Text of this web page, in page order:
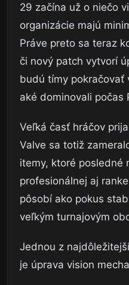
29 začína už o niečo
organizácie majú
Práve preto sa teraz
či nový patch vytvorí
budú tímy pokračovať
aké dominovali počas
Veľká časť hráčov
Valve sa totiž
itemy, ktoré posledné
profesionálnej aj
pôsobí ako pokus
veľkým turnajovým
Jednou z
je úprava vision